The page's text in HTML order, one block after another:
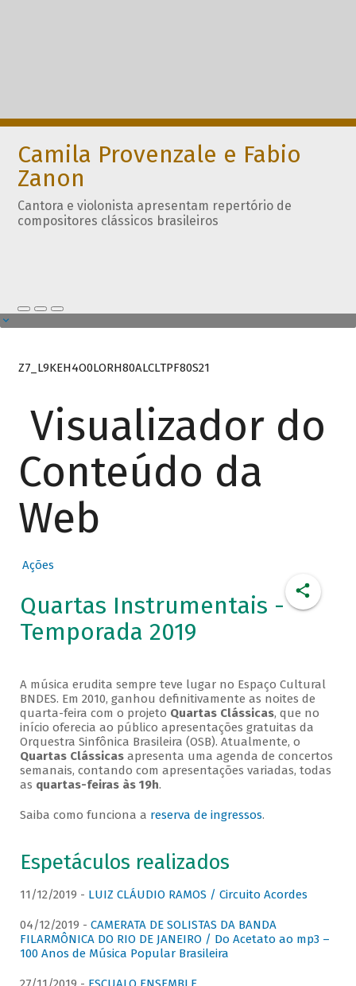
Camila Provenzale e Fabio
Zanon
Cantora e violonista apresentam repertório de
compositores clássicos brasileiros
Z7_L9KEH4O0LORH80ALCLTPF80S21
Visualizador do
Conteúdo da
Web
Ações
Quartas Instrumentais -
Temporada 2019
A música erudita sempre teve lugar no Espaço Cultural
BNDES. Em 2010, ganhou definitivamente as noites de
quarta-feira com o projeto Quartas Clássicas, que no
início oferecia ao público apresentações gratuitas da
Orquestra Sinfônica Brasileira (OSB). Atualmente, o
Quartas Clássicasapresenta uma agenda de concertos
semanais, contando com apresentações variadas, todas
as quartas-feiras às 19h.
Saiba como funciona a reserva de ingressos.
Espetáculos realizados
11/12/2019 - LUIZ CLÁUDIO RAMOS / Circuito Acordes
04/12/2019 - CAMERATA DE SOLISTAS DA BANDA
FILARMÔNICA DO RIO DE JANEIRO / Do Acetato ao mp3 –
100 Anos de Música Popular Brasileira